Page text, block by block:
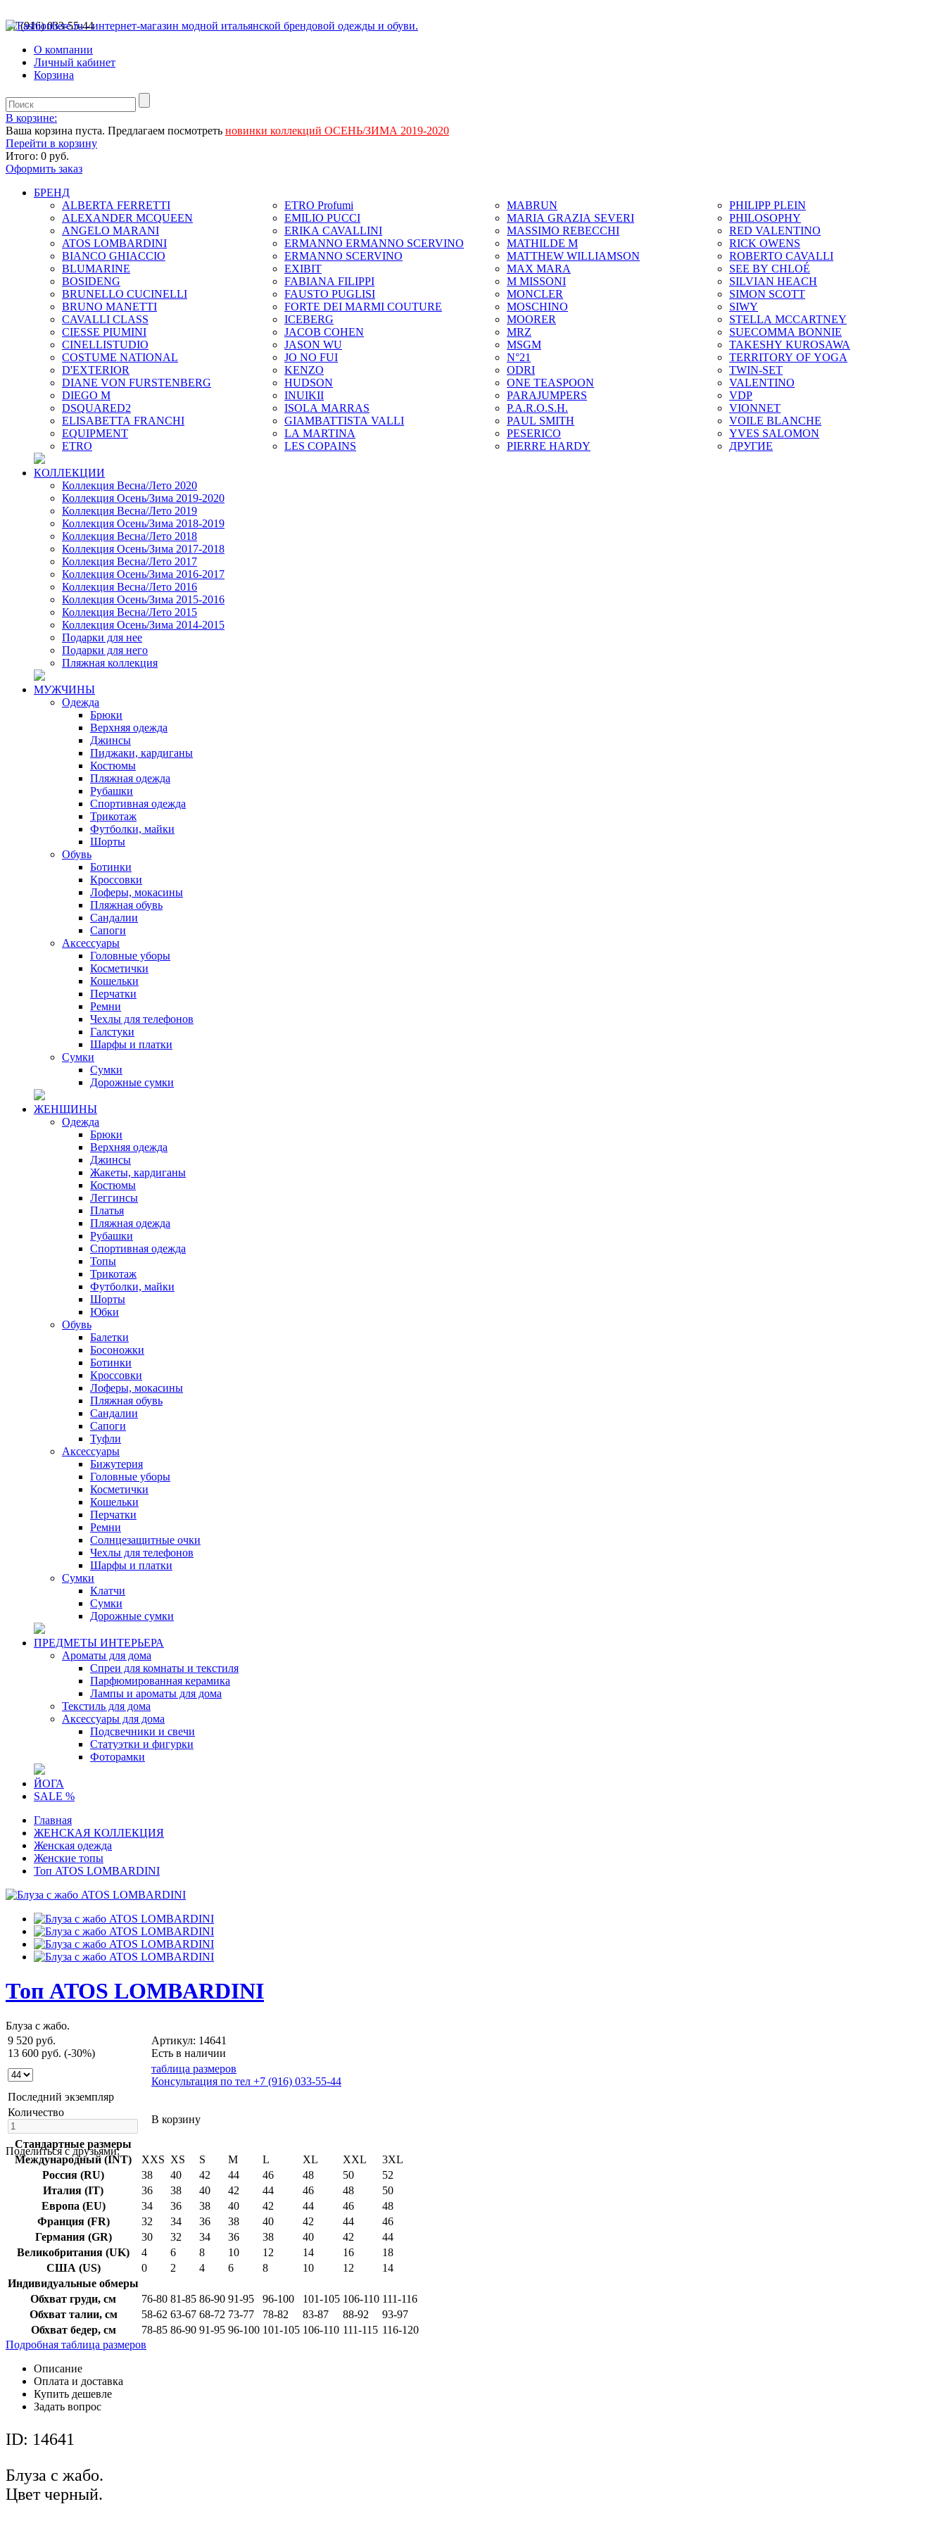
+7 (916) 033-55-44
О компании
Личный кабинет
Корзина
В корзине:
Ваша корзина пуста. Предлагаем посмотреть новинки коллекций ОСЕНЬ/ЗИМА 2019-2020
Перейти в корзину
Итого: 0 руб.
Оформить заказ
БРЕНД
ALBERTA FERRETTI
ALEXANDER MCQUEEN
ANGELO MARANI
ATOS LOMBARDINI
BIANCO GHIACCIO
BLUMARINE
BOSIDENG
BRUNELLO CUCINELLI
BRUNO MANETTI
CAVALLI CLASS
CIESSE PIUMINI
CINELLISTUDIO
COSTUME NATIONAL
D'EXTERIOR
DIANE VON FURSTENBERG
DIEGO M
DSQUARED2
ELISABETTA FRANCHI
EQUIPMENT
ETRO
ETRO Profumi
EMILIO PUCCI
ERIKA CAVALLINI
ERMANNO ERMANNO SCERVINO
ERMANNO SCERVINO
EXIBIT
FABIANA FILIPPI
FAUSTO PUGLISI
FORTE DEI MARMI COUTURE
ICEBERG
JACOB COHEN
JASON WU
JO NO FUI
KENZO
HUDSON
INUIKII
ISOLA MARRAS
GIAMBATTISTA VALLI
LA MARTINA
LES COPAINS
MABRUN
MARIA GRAZIA SEVERI
MASSIMO REBECCHI
MATHILDE M
MATTHEW WILLIAMSON
MAX MARA
M MISSONI
MONCLER
MOSCHINO
MOORER
MRZ
MSGM
N°21
ODRI
ONE TEASPOON
PARAJUMPERS
P.A.R.O.S.H.
PAUL SMITH
PESERICO
PIERRE HARDY
PHILIPP PLEIN
PHILOSOPHY
RED VALENTINO
RICK OWENS
ROBERTO CAVALLI
SEE BY CHLOÉ
SILVIAN HEACH
SIMON SCOTT
SIWY
STELLA MCCARTNEY
SUECOMMA BONNIE
TAKESHY KUROSAWA
TERRITORY OF YOGA
TWIN-SET
VALENTINO
VDP
VIONNET
VOILE BLANCHE
YVES SALOMON
ДРУГИЕ
КОЛЛЕКЦИИ
Коллекция Весна/Лето 2020
Коллекция Осень/Зима 2019-2020
Коллекция Весна/Лето 2019
Коллекция Осень/Зима 2018-2019
Коллекция Весна/Лето 2018
Коллекция Осень/Зима 2017-2018
Коллекция Весна/Лето 2017
Коллекция Осень/Зима 2016-2017
Коллекция Весна/Лето 2016
Коллекция Осень/Зима 2015-2016
Коллекция Весна/Лето 2015
Коллекция Осень/Зима 2014-2015
Подарки для нее
Подарки для него
Пляжная коллекция
МУЖЧИНЫ
Одежда
Брюки
Верхняя одежда
Джинсы
Пиджаки, кардиганы
Костюмы
Пляжная одежда
Рубашки
Спортивная одежда
Трикотаж
Футболки, майки
Шорты
Обувь
Ботинки
Кроссовки
Лоферы, мокасины
Пляжная обувь
Сандалии
Сапоги
Аксессуары
Головные уборы
Косметички
Кошельки
Перчатки
Ремни
Чехлы для телефонов
Галстуки
Шарфы и платки
Сумки
Сумки
Дорожные сумки
ЖЕНЩИНЫ
Одежда
Брюки
Верхняя одежда
Джинсы
Жакеты, кардиганы
Костюмы
Леггинсы
Платья
Пляжная одежда
Рубашки
Спортивная одежда
Топы
Трикотаж
Футболки, майки
Шорты
Юбки
Обувь
Балетки
Босоножки
Ботинки
Кроссовки
Лоферы, мокасины
Пляжная обувь
Сандалии
Сапоги
Туфли
Аксессуары
Бижутерия
Головные уборы
Косметички
Кошельки
Перчатки
Ремни
Солнцезащитные очки
Чехлы для телефонов
Шарфы и платки
Сумки
Клатчи
Сумки
Дорожные сумки
ПРЕДМЕТЫ ИНТЕРЬЕРА
Ароматы для дома
Спреи для комнаты и текстиля
Парфюмированная керамика
Лампы и ароматы для дома
Текстиль для дома
Аксессуары для дома
Подсвечники и свечи
Статуэтки и фигурки
Фоторамки
ЙОГА
SALE %
Главная
ЖЕНСКАЯ КОЛЛЕКЦИЯ
Женская одежда
Женские топы
Топ ATOS LOMBARDINI
Топ ATOS LOMBARDINI
Блуза с жабо.
9 520 руб.
13 600 руб. (-30%)
Артикул: 14641
Есть в наличии
таблица размеров
Консультация по тел +7 (916) 033-55-44
Последний экземпляр
Количество
В корзину
Поделиться с друзьями:
Стандартные размеры
Международный (INT)
XXS XS S M L XL XXL
3XL
Россия (RU)
38 40 42 44 46 48 50
52
Италия (IT)
36 38 40 42 44 46 48
50
Европа (EU)
34 36 38 40 42 44 46
48
Франция (FR)
32 34 36 38 40 42 44
46
Германия (GR)
30 32 34 36 38 40 42
44
Великобритания (UK)
4 6 8 10 12 14 16
18
США (US)
0 2 4 6 8 10 12
14
Индивидуальные обмеры
Обхват груди, см
76-80 81-85 86-90 91-95 96-100 101-105 106-110 111-116
Обхват талии, см
58-62 63-67 68-72 73-77 78-82 83-87 88-92
93-97
Обхват бедер, см
78-85 86-90 91-95 96-100 101-105 106-110 111-115 116-120
Подробная таблица размеров
Описание
Оплата и доставка
Купить дешевле
Задать вопрос
ID: 14641
Блуза с жабо.
Цвет черный.